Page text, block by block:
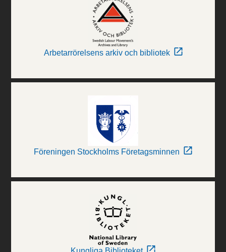
Arbetarrörelsens arkiv och bibliotek
Föreningen Stockholms Företagsminnen